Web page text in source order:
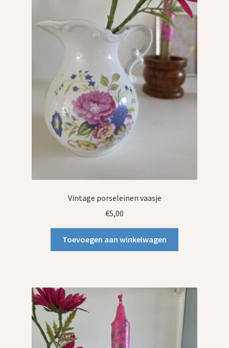
Vintage porseleinen vaasje
€5,00
Toevoegen aan winkelwagen